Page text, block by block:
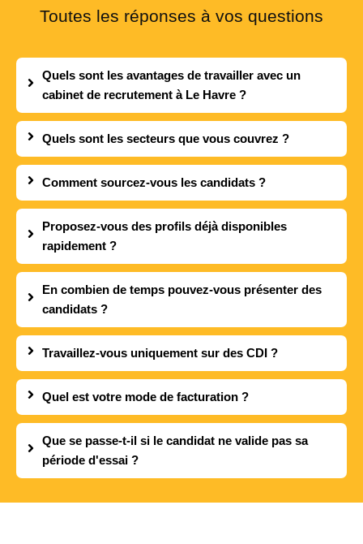
Toutes les réponses à vos questions
Quels sont les avantages de travailler avec un
cabinet de recrutement à Le Havre ?
Quels sont les secteurs que vous couvrez ?
Comment sourcez-vous les candidats ?
Proposez-vous des profils déjà disponibles
rapidement ?
En combien de temps pouvez-vous présenter des
candidats ?
Travaillez-vous uniquement sur des CDI ?
Quel est votre mode de facturation ?
Que se passe-t-il si le candidat ne valide pas sa
période d'essai ?